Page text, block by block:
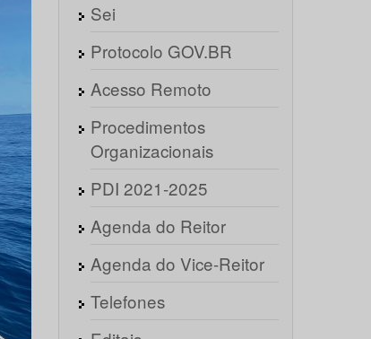
Sei
Protocolo GOV.BR
Acesso Remoto
Procedimentos
Organizacionais
PDI 2021-2025
Agenda do Reitor
Agenda do Vice-Reitor
Telefones